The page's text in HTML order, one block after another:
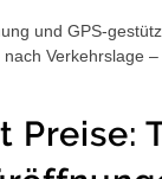
und GPS-
Verkehrslage
Preise: